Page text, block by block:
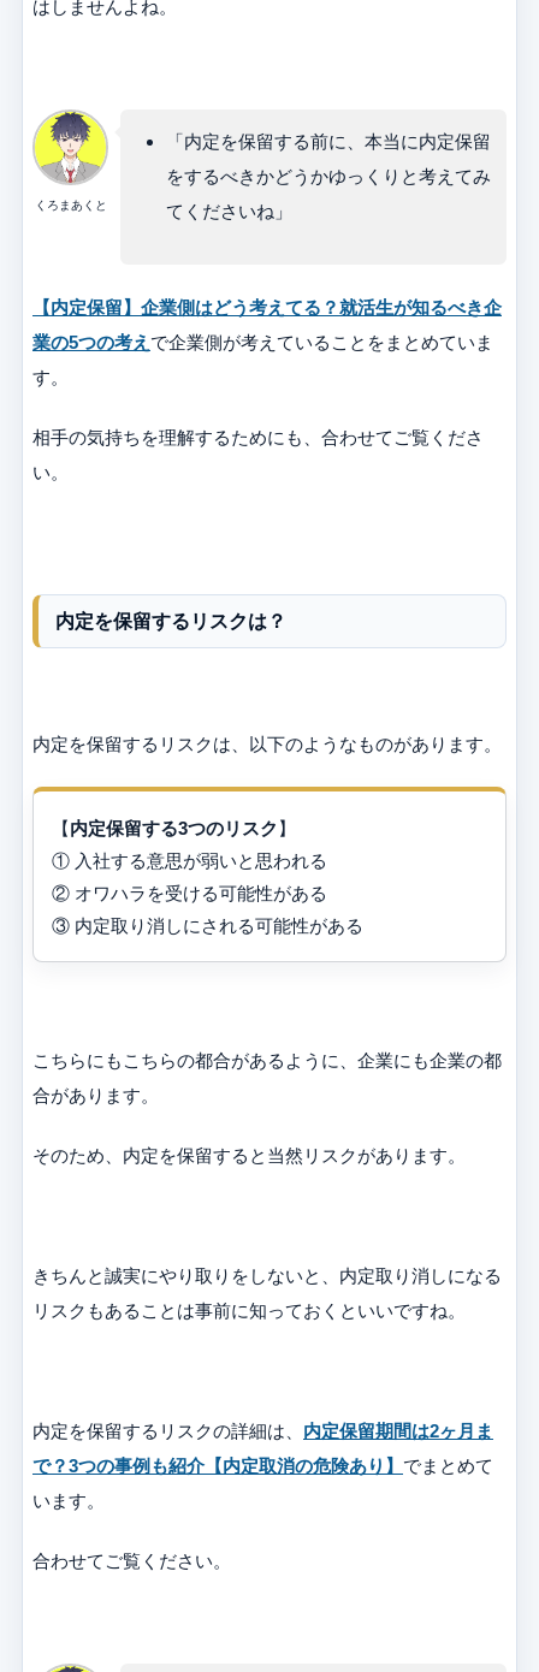
はしませんよね。
くろまあくと
「内定を保留する前に、本当に内定保留
をするべきかどうかゆっくりと考えてみ
てくださいね」
【内定保留】企業側はどう考えてる？就活生が知るべき企
業の5つの考え で企業側が考えていることをまとめていま
す。
相手の気持ちを理解するためにも、合わせてご覧くださ
い。
内定を保留するリスクは？
内定を保留するリスクは、以下のようなものがあります。
【内定保留する3つのリスク 】
① 入社する意思が弱いと思われる
② オワハラを受ける可能性がある
③ 内定取り消しにされる可能性がある
こちらにもこちらの都合があるように、企業にも企業の都
合があります。
そのため、内定を保留すると当然リスクがあります。
きちんと誠実にやり取りをしないと、内定取り消しになる
リスクもあることは事前に知っておくといいですね。
内定を保留するリスクの詳細は、 内定保留期間は2ヶ月ま
で？3つの事例も紹介【内定取消の危険あり】 でまとめて
います。
合わせてご覧ください。